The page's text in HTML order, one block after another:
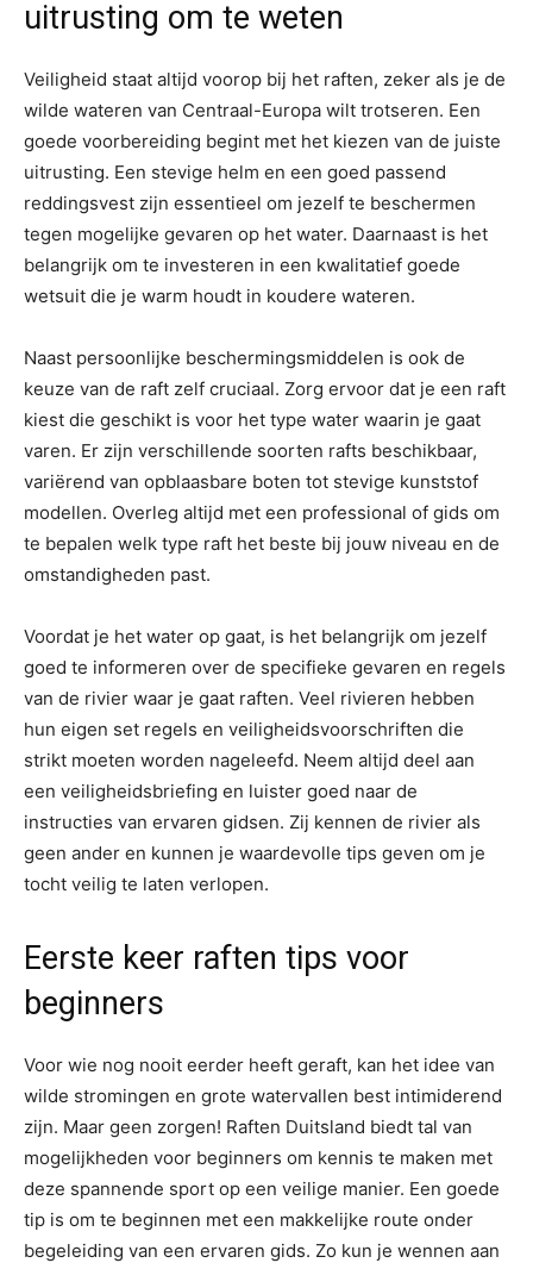
uitrusting om te weten
Veiligheid staat altijd voorop bij het raften, zeker als je de
wilde wateren van Centraal-Europa wilt trotseren. Een
goede voorbereiding begint met het kiezen van de juiste
uitrusting. Een stevige helm en een goed passend
reddingsvest zijn essentieel om jezelf te beschermen
tegen mogelijke gevaren op het water. Daarnaast is het
belangrijk om te investeren in een kwalitatief goede
wetsuit die je warm houdt in koudere wateren.
Naast persoonlijke beschermingsmiddelen is ook de
keuze van de raft zelf cruciaal. Zorg ervoor dat je een raft
kiest die geschikt is voor het type water waarin je gaat
varen. Er zijn verschillende soorten rafts beschikbaar,
variërend van opblaasbare boten tot stevige kunststof
modellen. Overleg altijd met een professional of gids om
te bepalen welk type raft het beste bij jouw niveau en de
omstandigheden past.
Voordat je het water op gaat, is het belangrijk om jezelf
goed te informeren over de specifieke gevaren en regels
van de rivier waar je gaat raften. Veel rivieren hebben
hun eigen set regels en veiligheidsvoorschriften die
strikt moeten worden nageleefd. Neem altijd deel aan
een veiligheidsbriefing en luister goed naar de
instructies van ervaren gidsen. Zij kennen de rivier als
geen ander en kunnen je waardevolle tips geven om je
tocht veilig te laten verlopen.
Eerste keer raften tips voor
beginners
Voor wie nog nooit eerder heeft geraft, kan het idee van
wilde stromingen en grote watervallen best intimiderend
zijn. Maar geen zorgen! Raften Duitsland biedt tal van
mogelijkheden voor beginners om kennis te maken met
deze spannende sport op een veilige manier. Een goede
tip is om te beginnen met een makkelijke route onder
begeleiding van een ervaren gids. Zo kun je wennen aan